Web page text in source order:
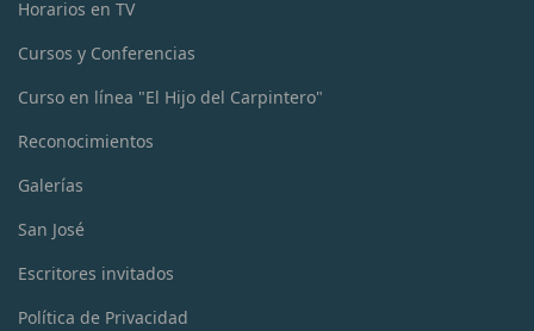
Horarios en TV
Cursos y Conferencias
Curso en línea "El Hijo del Carpintero"
Reconocimientos
Galerías
San José
Escritores invitados
Política de Privacidad